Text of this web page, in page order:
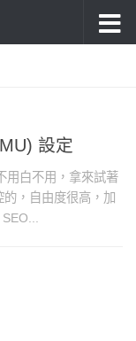
設定
用白不用，拿來試著
，自由度很高，加